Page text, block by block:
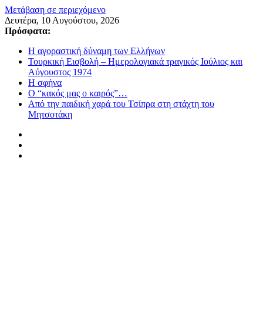
Μετάβαση σε περιεχόμενο
Δευτέρα, 10 Αυγούστου, 2026
Πρόσφατα:
Η αγοραστική δύναμη των Ελλήνων
Τουρκική Εισβολή – Ημερολογιακά τραγικός Ιούλιος και
Αύγουστος 1974
Η σφήνα
Ο “κακός μας ο καιρός”…
Από την παιδική χαρά του Τσίπρα στη στάχτη του
Μητσοτάκη